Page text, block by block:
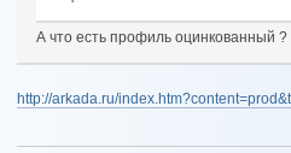
А что есть профиль оцинкованный
http://arkada.ru/